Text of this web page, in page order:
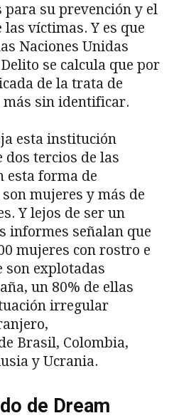
para su prevención y el
víctimas. Y es que
Naciones Unidas
se calcula que por
de la trata de
más sin identificar.
esta institución
dos tercios de las
esta forma de
mujeres y más de
Y lejos de ser un
informes señalan que
mujeres con rostro e
explotadas
un 80% de ellas
irregular
Brasil, Colombia,
y Ucrania.
de Dream